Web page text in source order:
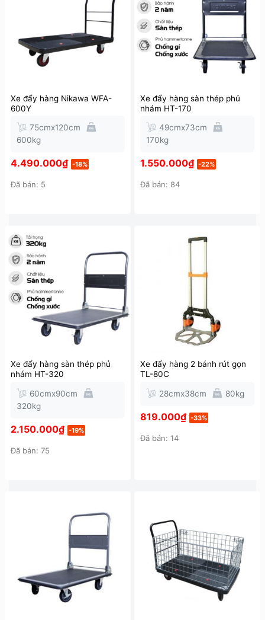
Xe đẩy hàng Nikawa WFA-
600Y
75cmx120cm
600kg
4.490.000₫ -18%
Đã bán: 5
Xe đẩy hàng sàn thép phủ
nhám HT-170
49cmx73cm
170kg
1.550.000₫ -22%
Đã bán: 84
Xe đẩy hàng sàn thép phủ
nhám HT-320
60cmx90cm
320kg
2.150.000₫ -19%
Đã bán: 75
Xe đẩy hàng 2 bánh rút gọn
TL-80C
28cmx38cm 80kg
819.000₫ -33%
Đã bán: 14